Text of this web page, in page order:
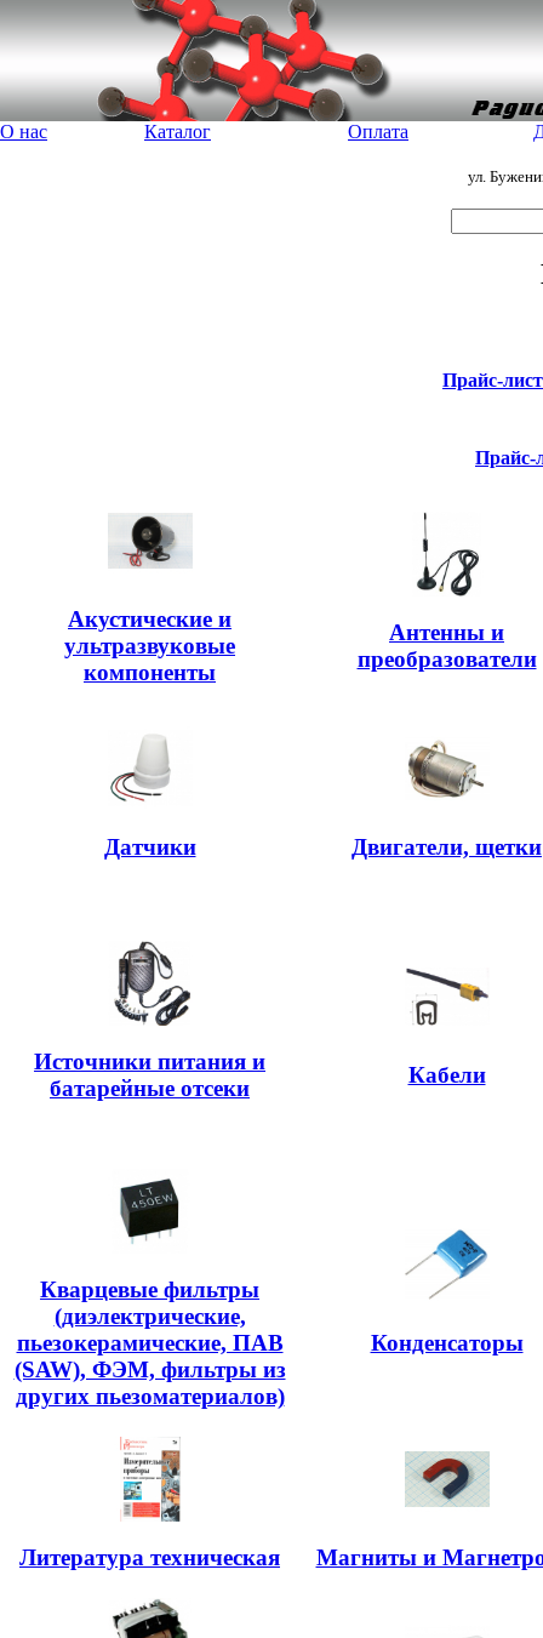
О нас Каталог Оплата
ул.
Прайс-
Прайс-
Акустические и
ультразвуковые
компоненты
Антенны и
преобразователи
Датчики Двигатели, щетки
Источники питания и
батарейные отсеки
Кабели
Кварцевые фильтры
(диэлектрические,
пьезокерамические, ПАВ
(SAW), ФЭМ, фильтры из
других пьезоматериалов)
Конденсаторы
Литература техническая Магниты и